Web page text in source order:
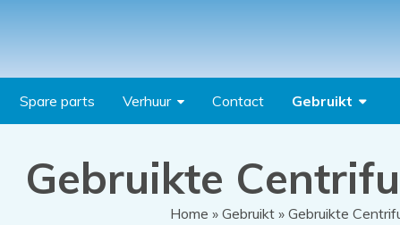
Spare parts Verhuur Contact Gebruikt
Gebruikte
Home » Gebruikt » Gebruikte